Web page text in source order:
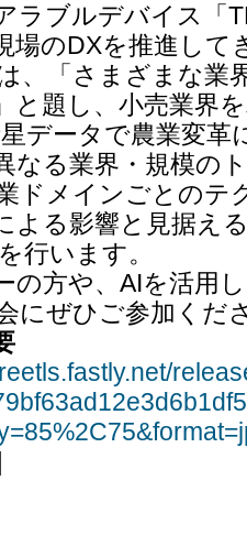
ラブルデバイス「
場のDXを推進して
、「さまざまな業
と題し、小売業界
データで農業変革
なる業界・規模の
ドメインごとのテ
よる影響と見据え
行います。
の方や、AIを活用
にぜひご参加くだ